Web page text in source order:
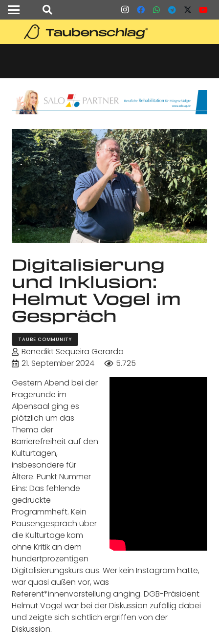
Digitalisierung
und Inklusion:
Helmut Vogel im
Gespräch
TAUBE COMMUNITY
Benedikt Sequeira Gerardo
21. September 2024
5.725
Gestern Abend bei der
Fragerunde im
Alpensaal ging es
plötzlich um das
Thema der
Barrierefreiheit auf den
Kulturtagen,
insbesondere für
Ältere. Punkt Nummer
Eins: Das fehlende
gedruckte
Programmheft. Kein
Pausengespräch über
die Kulturtage kam
ohne Kritik an dem
hundertprozentigen
Digitalisierungskurs aus. Wer kein Instagram hatte,
war quasi außen vor, was
Referent*innenvorstellung anging. DGB-Präsident
Helmut Vogel war bei der Diskussion zufällig dabei
und zeigte sich sichtlich ergriffen von der
Diskussion.